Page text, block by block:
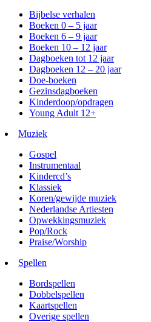
Bijbelse verhalen
Boeken 0 – 5 jaar
Boeken 6 – 9 jaar
Boeken 10 – 12 jaar
Dagboeken tot 12 jaar
Dagboeken 12 – 20 jaar
Doe-boeken
Gezinsdagboeken
Kinderdoop/opdragen
Young Adult 12+
Muziek
Gospel
Instrumentaal
Kindercd’s
Klassiek
Koren/gewijde muziek
Nederlandse Artiesten
Opwekkingsmuziek
Pop/Rock
Praise/Worship
Spellen
Bordspellen
Dobbelspellen
Kaartspellen
Overige spellen